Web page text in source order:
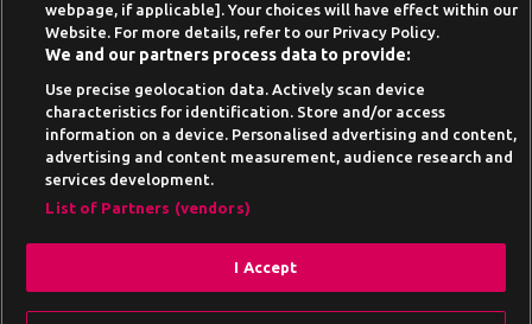
News-Archiv
Drehe am Gamesbasis Glücksrad und
Suchtrisiken, Glücksspiel kann süchtig machen - Hilfe finden Sie auf
Deutschland lizenziertund werden von der
webpage, if applicable]. Your choices will have effect within our
Website. For more details, refer to our Privacy Policy.
We and our partners process data to provide:
Use precise geolocation data. Actively scan device
characteristics for identification. Store and/or access
information on a device. Personalised advertising and content,
advertising and content measurement, audience research and
services development.
List of Partners (vendors)
I Accept